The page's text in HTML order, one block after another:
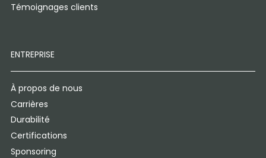
Témoignages clients
ENTREPRISE
À propos de nous
Carrières
Durabilité
Certifications
Sponsoring